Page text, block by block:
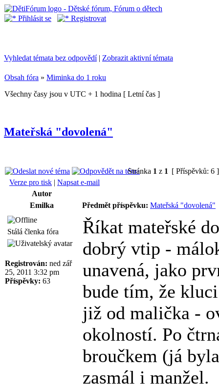
Přihlásit se Registrovat
Vyhledat témata bez odpovědí| Zobrazit aktivní témata
Obsah fóra » Miminka do 1 roku
Všechny časy jsou v UTC + 1 hodina [ Letní čas ]
Mateřská "dovolená"
Stránka 1 z 1 [ Příspěvků: 6
Verze pro tisk | Napsat e-mail
Autor
Emilka
Předmět příspěvku: Mateřská "dovolená"
Stálá členka fóra
Registrován: ned zář
25, 2011 3:32 pm
Příspěvky: 63
Říkat mateřské
dobrý vtip -
unavená, jako
bude tím, že
již od malička -
okolností. Po
broučkem (já
zasmál i manžel.